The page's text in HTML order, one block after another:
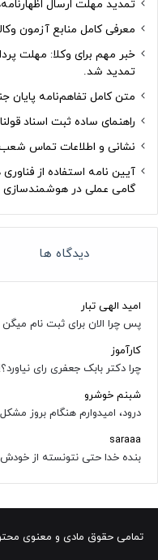
تمدید مهلت ارسال
معرفی کامل منابع آزمون وکالت 1405 کانون‌های وکلای
تمدید شد.
متن کامل تفاهم‌نامه پایان
راهنمای ساده ثبت اسناد
نشانی و اطلاعات تماس
آیین نامه استفاده از
گامی عملی در هوشمندسازی
دیدگاه ها
امید الهی تبار
پس چرا الان برای ثبت نام میگن
کارآموز
چرا دکتر بابک جعفری رای
شبنم خوشرو
درود، امیدوارم هنگام بروز
saraaa
بنده خدا حتی نتونسته از
تمامی حقوق مادی و معنوی